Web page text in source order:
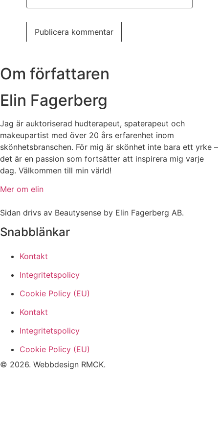
Om författaren
Elin Fagerberg
Jag är auktoriserad hudterapeut, spaterapeut och
makeupartist med över 20 års erfarenhet inom
skönhetsbranschen. För mig är skönhet inte bara ett yrke –
det är en passion som fortsätter att inspirera mig varje
dag. Välkommen till min värld!
Mer om elin
Sidan drivs av Beautysense by Elin Fagerberg AB.
Snabblänkar
Kontakt
Integritetspolicy
Cookie Policy (EU)
Kontakt
Integritetspolicy
Cookie Policy (EU)
© 2026. Webbdesign RMCK.